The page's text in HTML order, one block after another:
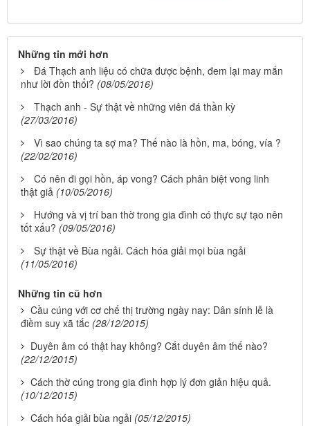
Những tin mới hơn
Đá Thạch anh liệu có chữa được bệnh, đem lại may mắn
như lời đồn thổi? (08/05/2016)
Thạch anh - Sự thật về những viên đá thần kỳ
(27/03/2016)
Vì sao chúng ta sợ ma? Thế nào là hồn, ma, bóng, vía ?
(22/02/2016)
Có nên đi gọi hồn, áp vong? Cách phân biệt vong linh
thật giả (10/05/2016)
Hướng và vị trí ban thờ trong gia đình có thực sự tạo nên
tốt xấu? (09/05/2016)
Sự thật về Bùa ngải. Cách hóa giải mọi bùa ngải
(11/05/2016)
Những tin cũ hơn
Cầu cúng với cơ chế thị trường ngày nay: Dân sính lễ là
điềm suy xã tắc (28/12/2015)
Duyên âm có thật hay không? Cắt duyên âm thế nào?
(22/12/2015)
Cách thờ cúng trong gia đình hợp lý đơn giản hiệu quả.
(10/12/2015)
Cách hóa giải bùa ngải (05/12/2015)